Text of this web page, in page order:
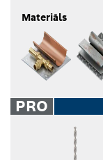
Materiāls
PRO